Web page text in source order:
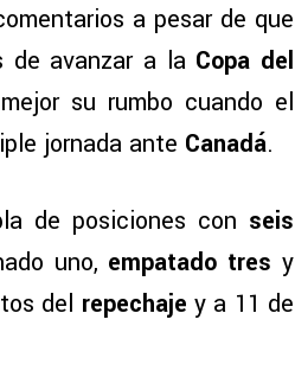
a pesar de que
avanzar a la Copa del
su rumbo cuando el
jornada ante Canadá.
de posiciones con seis
uno, empatado tres y
del repechaje y a 11 de